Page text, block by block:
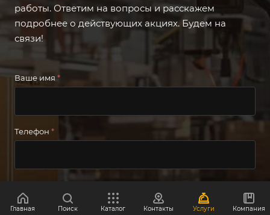
работы. Ответим на вопросы и расскажем
подробнее о действующих акциях. Будем на
связи!
Ваше имя *
Телефон *
Я согласен на обработку персональных данных
Главная Поиск Каталог Контакты Услуги Компания